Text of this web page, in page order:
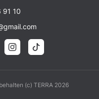
10
(c) TERRA 2026